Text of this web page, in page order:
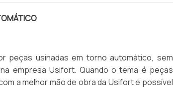
peças usinadas em torno automático, sem
empresa Usifort. Quando o tema é peças
a melhor mão de obra da Usifort é possível